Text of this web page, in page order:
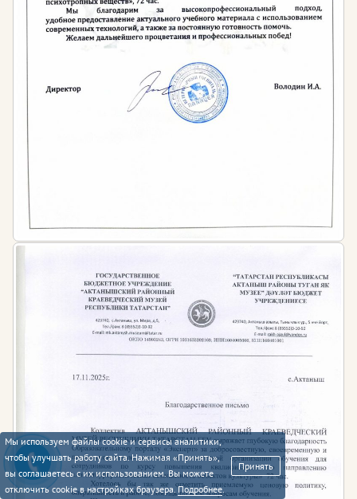
Мы используем файлы cookie и сервисы аналитики,
чтобы улучшать работу сайта. Нажимая «Принять»,
вы соглашаетесь с их использованием. Вы можете
отключить cookie в настройках браузера.Подробнее.
Принять